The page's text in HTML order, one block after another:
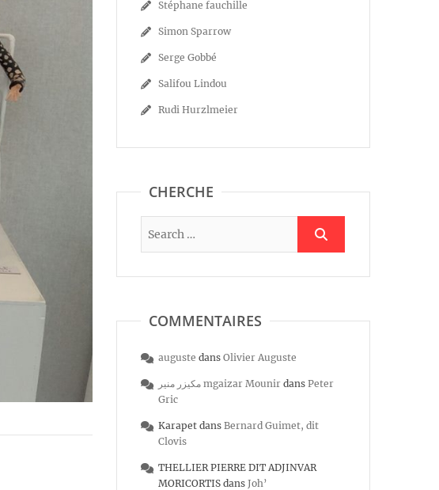
Stéphane fauchille
Simon Sparrow
Serge Gobbé
Salifou Lindou
Rudi Hurzlmeier
CHERCHE
COMMENTAIRES
auguste dans Olivier Auguste
مكيزر منير mgaizar Mounir dans Peter
Gric
Karapet dans Bernard Guimet, dit
Clovis
THELLIER PIERRE DIT ADJINVAR
MORICORTIS dans Joh’